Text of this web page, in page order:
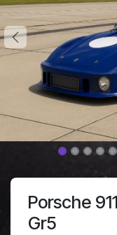
Porsche
Gr5